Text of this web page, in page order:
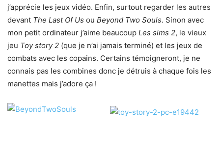
j’apprécie les jeux vidéo. Enfin, surtout regarder les autres
devant The Last Of Us ou Beyond Two Souls. Sinon avec
mon petit ordinateur j’aime beaucoup Les sims 2, le vieux
jeu Toy story 2 (que je n’ai jamais terminé) et les jeux de
combats avec les copains. Certains témoigneront, je ne
connais pas les combines donc je détruis à chaque fois les
manettes mais j’adore ça !